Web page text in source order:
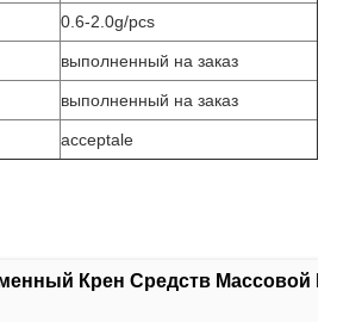
0.6-2.0g/pcs
выполненный на заказ
выполненный на заказ
acceptale
Крен Средств Массовой